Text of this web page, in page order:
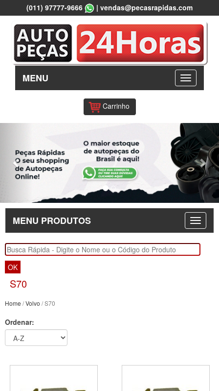
(011) 97777-9666 | vendas@pecasrapidas.com
MENU
Carrinho
MENU PRODUTOS
OK
S70
Home /Volvo / S70
Ordenar: